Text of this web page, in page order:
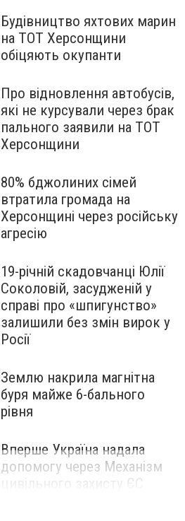
Будівництво яхтових марин
на ТОТ Херсонщини
обіцяють окупанти
Про відновлення автобусів,
які не курсували через брак
пального заявили на ТОТ
Херсонщини
80% бджолиних сімей
втратила громада на
Херсонщині через російську
агресію
19-річній скадовчанці Юлії
Соколовій, засудженій у
справі про «шпигунство»
залишили без змін вирок у
Росії
Землю накрила магнітна
буря майже 6-бального
рівня
Вперше Україна надала
допомогу через Механізм
цивільного захисту ЄС